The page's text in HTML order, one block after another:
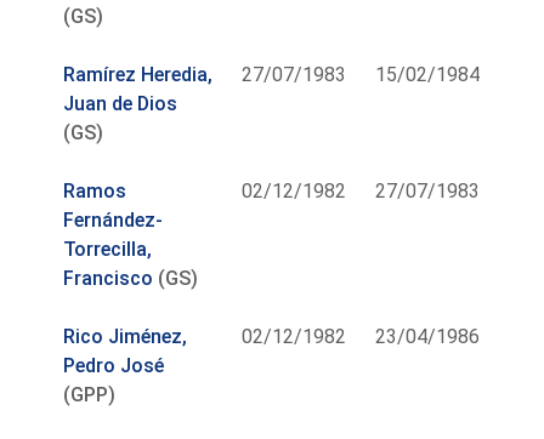
(GS)
Ramírez Heredia,
Juan de Dios
(GS)
27/07/1983 15/02/1984
Ramos
Fernández-
Torrecilla,
Francisco (GS)
02/12/1982 27/07/1983
Rico Jiménez,
Pedro José
(GPP)
02/12/1982 23/04/1986